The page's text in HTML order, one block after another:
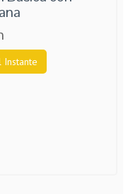
Instante